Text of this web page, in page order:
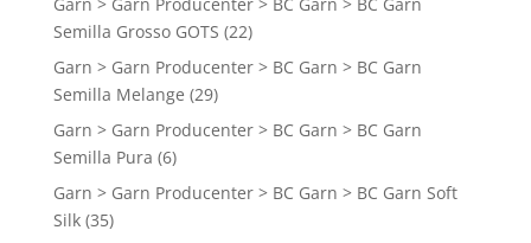
Semilla Grosso GOTS (22)
Garn > Garn Producenter > BC Garn > BC Garn
Semilla Melange (29)
Garn > Garn Producenter > BC Garn > BC Garn
Semilla Pura (6)
Garn > Garn Producenter > BC Garn > BC Garn Soft
Silk (35)